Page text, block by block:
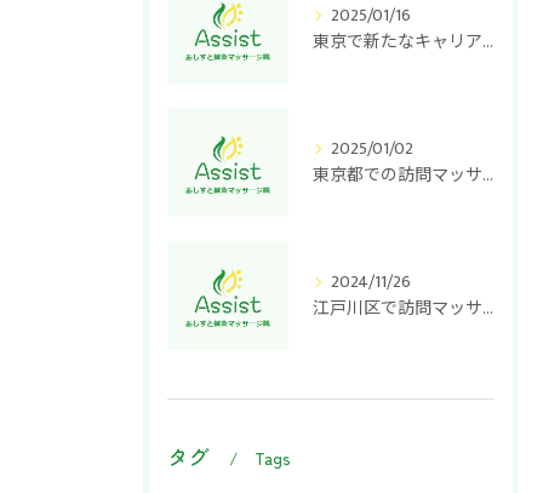
2025/01/16
東京で新たなキャリアを！訪問マッサージ師として働く魅力と可能性
2025/01/02
東京都での訪問マッサージ開業: 成功するための求人戦略とポイント
2024/11/26
江戸川区で訪問マッサージを開業するためのステップと成功への秘訣
タグ Tags